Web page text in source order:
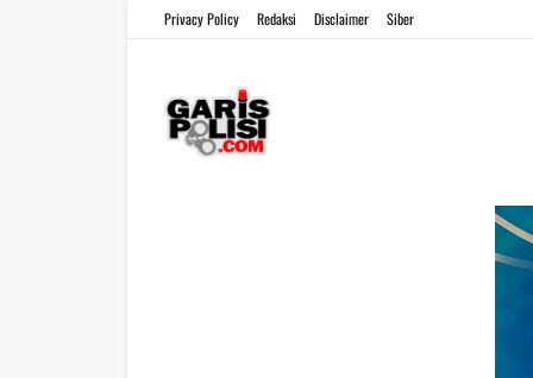
Privacy Policy Redaksi Disclaimer Siber